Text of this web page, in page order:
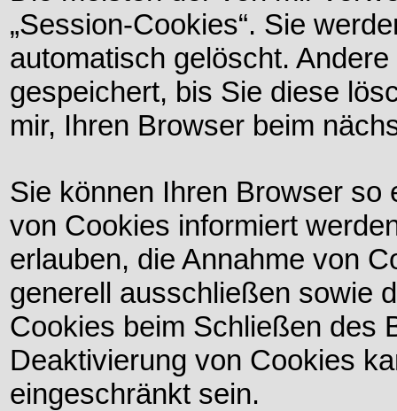
„Session-Cookies“. Sie
automatisch gelöscht.
gespeichert, bis Sie diese
mir, Ihren Browser beim
Sie können Ihren Browser so
von Cookies informiert
erlauben, die Annahme von
generell ausschließen sowie
Cookies beim Schließen des
Deaktivierung von Cookies
eingeschränkt sein.